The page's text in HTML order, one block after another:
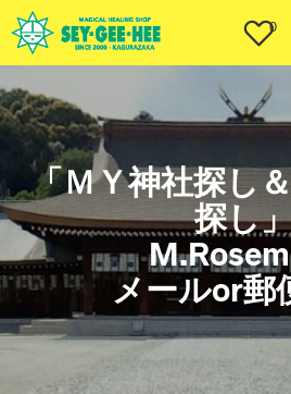
0
「ＭＹ神社探し
探し
メールor郵